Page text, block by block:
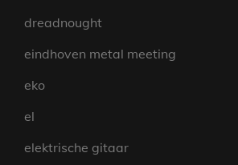
dreadnought
eindhoven metal meeting
eko
el
elektrische gitaar